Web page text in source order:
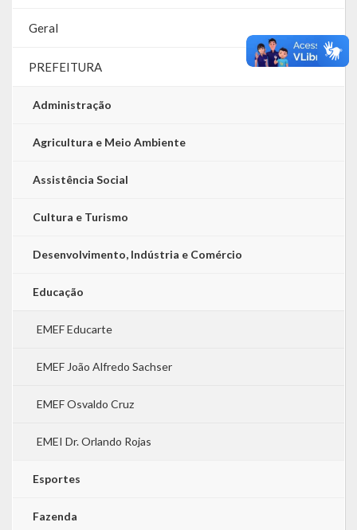
Geral
PREFEITURA
Administração
Agricultura e Meio Ambiente
Assistência Social
Cultura e Turismo
Desenvolvimento, Indústria e Comércio
Educação
EMEF Educarte
EMEF João Alfredo Sachser
EMEF Osvaldo Cruz
EMEI Dr. Orlando Rojas
Esportes
Fazenda